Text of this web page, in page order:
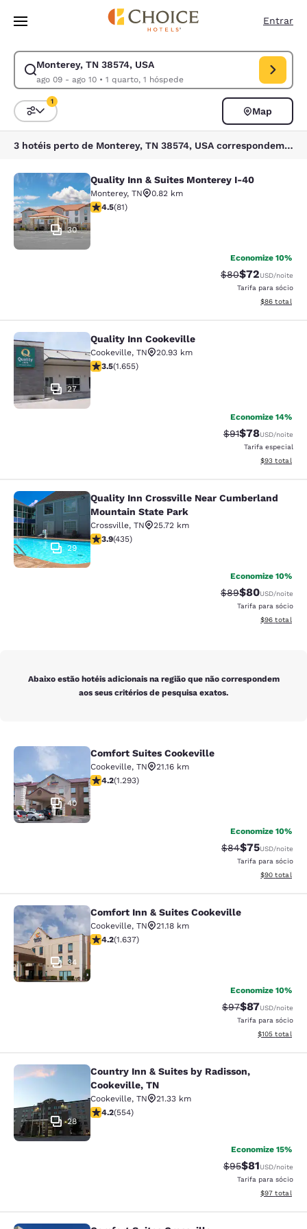
Pular Para Conteúdo Principal
Entrar
Monterey, TN 38574, USA
ago 09 - ago 10• 1 quarto, 1 hóspede
Modificar pesquisa para Monterey, TN 38574, USA. Data de check-in
Classificar e filtrar
1
Map
3 hotéis perto de Monterey, TN 38574, USA correspondem aos seus filtros
Quality Inn & Suites Monterey I-40
30
Quality Inn & Suites Monterey I-40
Monterey, TN
0.82 km
classificação 4.47 estrelas. Excelente. 81 avaliações
4.5(81)
Economize 10%
Tarifa anterior
$80Tarifa com
$72USD/noite
Tarifa para sócio
Exibir
$86 total
Quality Inn Cookeville
27
Quality Inn Cookeville
Cookeville, TN
20.93 km
classificação 3.52 estrelas. Bom. 1655 avaliações
3.5(1.655)
Economize 14%
Tarifa anterior
$91Tarifa com
$78USD/noite
Tarifa especial
Exibir
$93 total
Quality Inn Crossville Near
29
Quality Inn Crossville Near Cumberland
Mountain State Park
Crossville, TN
25.72 km
classificação 3.94 estrelas. Bom. 435 avaliações
3.9(435)
Economize 10%
Tarifa anterior
$89Tarifa com
$80USD/noite
Tarifa para sócio
Exibir
$96 total
Abaixo estão hotéis adicionais na região que não correspondem
aos seus critérios de pesquisa exatos.
Comfort Suites Cookeville
40
Comfort Suites Cookeville
Cookeville, TN
21.16 km
classificação 4.17 estrelas. Muito bom. 1293
4.2(1.293)
Economize 10%
Tarifa anterior
$84Tarifa com
$75USD/noite
Tarifa para sócio
Exibir
$90 total
Comfort Inn & Suites Cookeville
34
Comfort Inn & Suites Cookeville
Cookeville, TN
21.18 km
classificação 4.15 estrelas. Muito bom. 1637
4.2(1.637)
Economize 10%
Tarifa anterior
$97Tarifa com
$87USD/noite
Tarifa para sócio
Exibir
$105 total
Country Inn & Suites by Radisson,
28
Country Inn & Suites by Radisson,
Cookeville, TN
Cookeville, TN
21.33 km
classificação 4.17 estrelas. Muito bom. 554 avaliações
4.2(554)
Economize 15%
Tarifa anterior
$95Tarifa com
$81USD/noite
Tarifa para sócio
Exibir
$97 total